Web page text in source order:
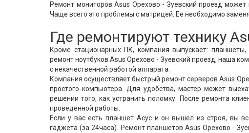
Ремонт мониторов Asus Орехово - Зуевский проезд может
Чаще всего это проблемы с матрицей. Ее необходимо
Где ремонтируют технику
Кроме стационарных ПК, компания выпускает:
ремонт ноутбуков Asus Орехово - Зуевский проезд, наша
с некачественной работой аппарата.
Компания осуществляет быстрый ремонт серверов Asus
простого компьютера. Для удобства, мастер может
решении того, как устранить поломку. После ремонта
проведенной работы.
Если у вас есть планшет Асус и он вышел из строя, вы
гаджета (за 24часа). Ремонт планшетов Asus Орехово -